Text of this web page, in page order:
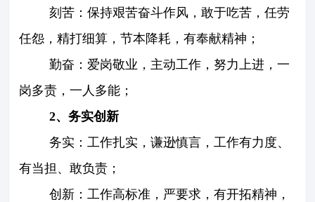
刻苦：保持艰苦奋斗作风，敢于吃苦，任劳
任怨，精打细算，节本降耗，有奉献精神；
勤奋：爱岗敬业，主动工作，努力上进，一
岗多责，一人多能；
2、务实创新
务实：工作扎实，谦逊慎言，工作有力度、
有当担、敢负责；
创新：工作高标准，严要求，有开拓精神，